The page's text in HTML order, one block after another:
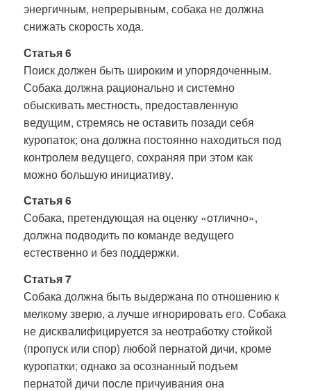
энергичным, непрерывным, собака не должна
снижать скорость хода.
Статья 6
Поиск должен быть широким и упорядоченным.
Собака должна рационально и системно
обыскивать местность, предоставленную
ведущим, стремясь не оставить позади себя
куропаток; она должна постоянно находиться под
контролем ведущего, сохраняя при этом как
можно большую инициативу.
Статья 6
Собака, претендующая на оценку «отлично»,
должна подводить по команде ведущего
естественно и без поддержки.
Статья 7
Собака должна быть выдержана по отношению к
мелкому зверю, а лучше игнорировать его. Собака
не дисквалифицируется за неотработку стойкой
(пропуск или спор) любой пернатой дичи, кроме
куропатки; однако за осознанный подъем
пернатой дичи после причуивания она